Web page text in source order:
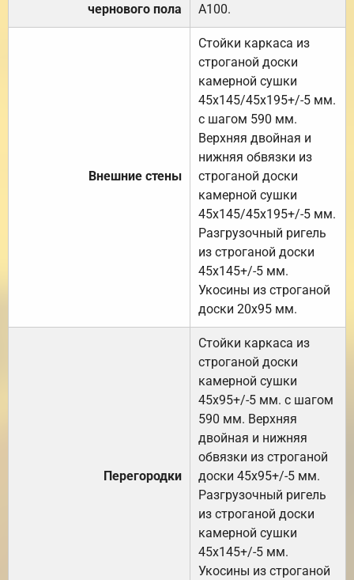
чернового пола
А100.
Внешние стены
Стойки каркаса из
строганой доски
камерной сушки
45х145/45х195+/-5 мм.
с шагом 590 мм.
Верхняя двойная и
нижняя обвязки из
строганой доски
камерной сушки
45х145/45х195+/-5 мм.
Разгрузочный ригель
из строганой доски
45х145+/-5 мм.
Укосины из строганой
доски 20х95 мм.
Перегородки
Стойки каркаса из
строганой доски
камерной сушки
45х95+/-5 мм. с шагом
590 мм. Верхняя
двойная и нижняя
обвязки из строганой
доски 45х95+/-5 мм.
Разгрузочный ригель
из строганой доски
камерной сушки
45х145+/-5 мм.
Укосины из строганой